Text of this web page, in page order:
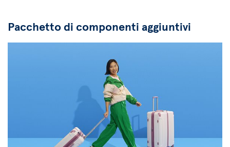
Pacchetto di componenti aggiuntivi